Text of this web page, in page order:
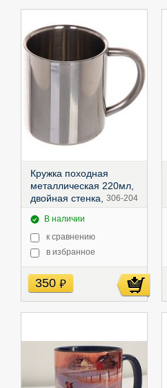
Кружка походная
металлическая 220мл,
двойная стенка, 306-204
В наличии
к сравнению
в избранное
350 руб